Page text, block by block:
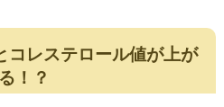
コレステロール値が上が
る！？